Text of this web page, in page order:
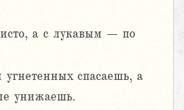
а с лукавым – по
спасаешь, а
унижаешь.